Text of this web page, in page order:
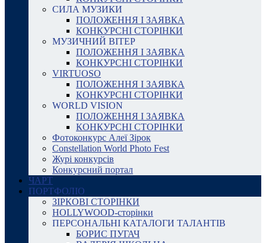
СИЛА МУЗИКИ
ПОЛОЖЕННЯ І ЗАЯВКА
КОНКУРСНІ СТОРІНКИ
МУЗИЧНИЙ ВІТЕР
ПОЛОЖЕННЯ І ЗАЯВКА
КОНКУРСНІ СТОРІНКИ
VIRTUOSO
ПОЛОЖЕННЯ І ЗАЯВКА
КОНКУРСНІ СТОРІНКИ
WORLD VISION
ПОЛОЖЕННЯ І ЗАЯВКА
КОНКУРСНІ СТОРІНКИ
Фотоконкурс Алеї Зірок
Constellation World Photo Fest
Журі конкурсів
Конкурсний портал
ЧАРТ
ПОРТФОЛІО
ЗІРКОВІ СТОРІНКИ
HOLLYWOOD-сторінки
ПЕРСОНАЛЬНІ КАТАЛОГИ ТАЛАНТІВ
БОРИС ПУГАЧ